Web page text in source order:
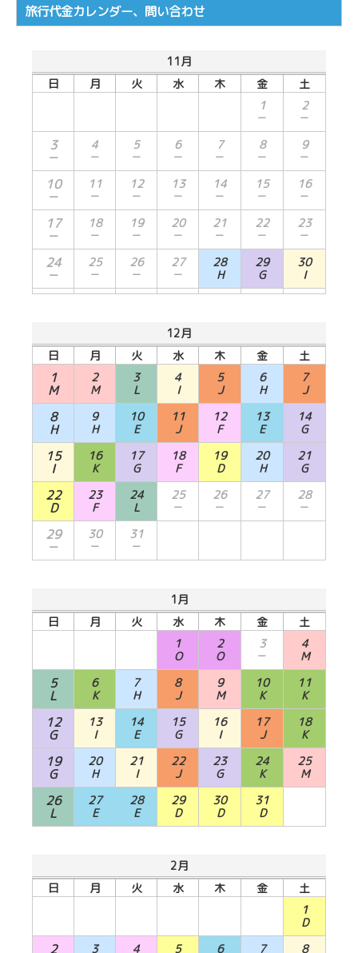
旅行代金カレンダー、問い合わせ
11月
日
月 火 水 木 金
土
1
－
2
－
3
－
4
－
5
－
6
－
7
－
8
－
9
－
10
－
11
－
12
－
13
－
14
－
15
－
16
－
17
－
18
－
19
－
20
－
21
－
22
－
23
－
24
－
25
－
26
－
27
－
28
H
29
G
30
I
12月
日
月 火 水 木 金 土
1
M
2
M
3
L
4
I
5
J
6
H
7
J
8
H
9
H
10
E
11
J
12
F
13
E
14
G
15
I
16
K
17
G
18
F
19
D
20
H
21
G
22
D
23
F
24
L
25
－
26
－
27
－
28
－
29
－
30
－
31
－
1月
日
月 火 水 木 金
土
1
O
2
O
3
－
4
M
5
L
6
K
7
H
8
J
9
M
10
K
11
K
12
G
13
I
14
E
15
G
16
I
17
J
18
K
19
G
20
H
21
I
22
J
23
G
24
K
25
M
26
L
27
E
28
E
29
D
30
D
31
D
2月
日
月 火 水 木 金
土
1
D
2 3 4 5 6 7 8